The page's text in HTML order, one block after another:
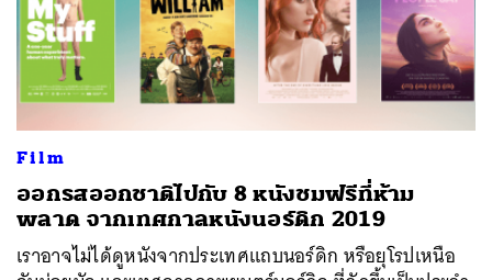
Film
ออกรสออกชาติไปกับ 8 หนังชมฟรีที่ห้าม
พลาด จากเทศกาลหนังนอร์ดิก 2019
เราอาจไม่ได้ดูหนังจากประเทศแถบนอร์ดิก หรือยุโรปเหนือ